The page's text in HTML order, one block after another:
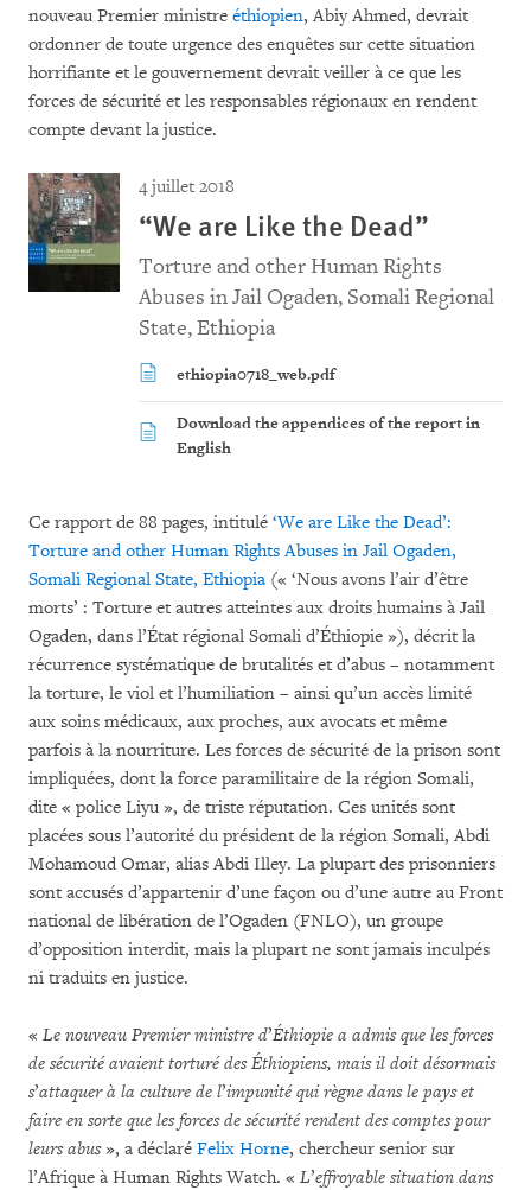
nouveau Premier ministre éthiopien, Abiy Ahmed, devrait
ordonner de toute urgence des enquêtes sur cette situation
horrifiante et le gouvernement devrait veiller à ce que les
forces de sécurité et les responsables régionaux en rendent
compte devant la justice.
4 juillet 2018
“We are Like the Dead”
Torture and other Human Rights
Abuses in Jail Ogaden, Somali Regional
State, Ethiopia
ethiopia0718_web.pdf
Download the appendices of the report in
English
Ce rapport de 88 pages, intitulé ‘We are Like the Dead’:
Torture and other Human Rights Abuses in Jail Ogaden,
Somali Regional State, Ethiopia (« ‘Nous avons l’air d’être
morts’ : Torture et autres atteintes aux droits humains à Jail
Ogaden, dans l’État régional Somali d’Éthiopie »), décrit la
récurrence systématique de brutalités et d’abus – notamment
la torture, le viol et l’humiliation – ainsi qu’un accès limité
aux soins médicaux, aux proches, aux avocats et même
parfois à la nourriture. Les forces de sécurité de la prison sont
impliquées, dont la force paramilitaire de la région Somali,
dite « police Liyu », de triste réputation. Ces unités sont
placées sous l’autorité du président de la région Somali, Abdi
Mohamoud Omar, alias Abdi Illey. La plupart des prisonniers
sont accusés d’appartenir d’une façon ou d’une autre au Front
national de libération de l’Ogaden (FNLO), un groupe
d’opposition interdit, mais la plupart ne sont jamais inculpés
ni traduits en justice.
« Le nouveau Premier ministre d’Éthiopie a admis que les forces
de sécurité avaient torturé des Éthiopiens, mais il doit désormais
s’attaquer à la culture de l’impunité qui règne dans le pays et
faire en sorte que les forces de sécurité rendent des comptes pour
leurs abus», a déclaré Felix Horne, chercheur senior sur
l’Afrique à Human Rights Watch. « L’effroyable situation dans